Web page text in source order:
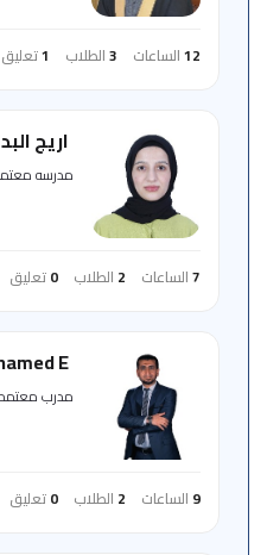
12الساعات 3الطلاب 1تعليق
اريج
مدرسه
7الساعات 2 الطلاب 0تعليق
E
مدرب معتمد بخبرة 10
9 الساعات 2 الطلاب 0تعليق